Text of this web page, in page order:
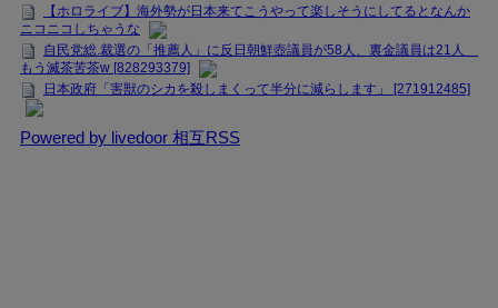
【ホロライブ】海外勢が日本来てこうやって楽しそうにしてるとなんか
ニコニコしちゃうな
自民党総.裁選の「推薦人」に反日朝鮮壺議員が58人、裏金議員は21人
もう滅茶苦茶w [828293379]
日本政府「害獣のシカを殺しまくって半分に減らします」 [271912485]
Powered by livedoor 相互RSS